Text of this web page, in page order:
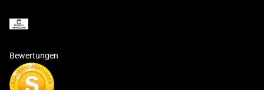
Bewertungen